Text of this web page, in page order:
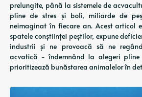
prelungite, până la sistemele de
pline de stres și boli, miliarde de
neimaginat în fiecare an. Acest articol
spatele conștiinței peștilor, expune
industrii și ne provoacă să ne
acvatică - îndemnând la alegeri pline
prioritizează bunăstarea animalelor în